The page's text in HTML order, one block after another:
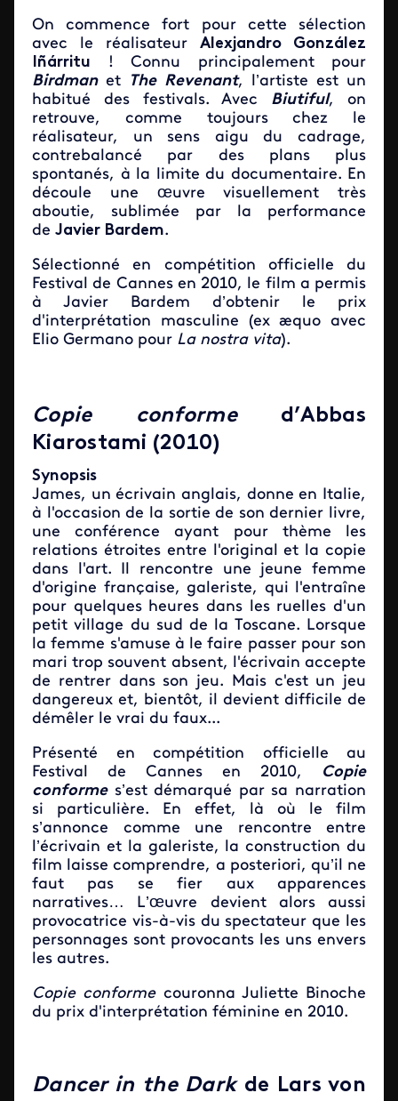
On commence fort pour cette sélection
avec le réalisateur Alexjandro González
Iñárritu ! Connu principalement pour
Birdmanet The Revenant, l’artiste est un
habitué des festivals. Avec Biutiful, on
retrouve, comme toujours chez le
réalisateur, un sens aigu du cadrage,
contrebalancé par des plans plus
spontanés, à la limite du documentaire. En
découle une œuvre visuellement très
aboutie, sublimée par la performance
de Javier Bardem.
Sélectionné en compétition officielle du
Festival de Cannes en 2010, le film a permis
à Javier Bardem d’obtenir le prix
d'interprétation masculine (ex æquo avec
Elio Germano pour La nostra vita).
Copie conforme
d’Abbas
Kiarostami (2010)
Synopsis
James, un écrivain anglais, donne en Italie,
à l'occasion de la sortie de son dernier livre,
une conférence ayant pour thème les
relations étroites entre l'original et la copie
dans l'art. Il rencontre une jeune femme
d'origine française, galeriste, qui l'entraîne
pour quelques heures dans les ruelles d'un
petit village du sud de la Toscane. Lorsque
la femme s'amuse à le faire passer pour son
mari trop souvent absent, l'écrivain accepte
de rentrer dans son jeu. Mais c'est un jeu
dangereux et, bientôt, il devient difficile de
démêler le vrai du faux...
Présenté en compétition officielle au
Festival de Cannes en 2010,
Copie
conformes’est démarqué par sa narration
si particulière. En effet, là où le film
s’annonce comme une rencontre entre
l’écrivain et la galeriste, la construction du
film laisse comprendre, a posteriori, qu’il ne
faut pas se fier aux apparences
narratives… L’œuvre devient alors aussi
provocatrice vis-à-vis du spectateur que les
personnages sont provocants les uns envers
les autres.
Copie conforme couronna Juliette Binoche
du prix d'interprétation féminine en 2010.
Dancer in the Dark de Lars von